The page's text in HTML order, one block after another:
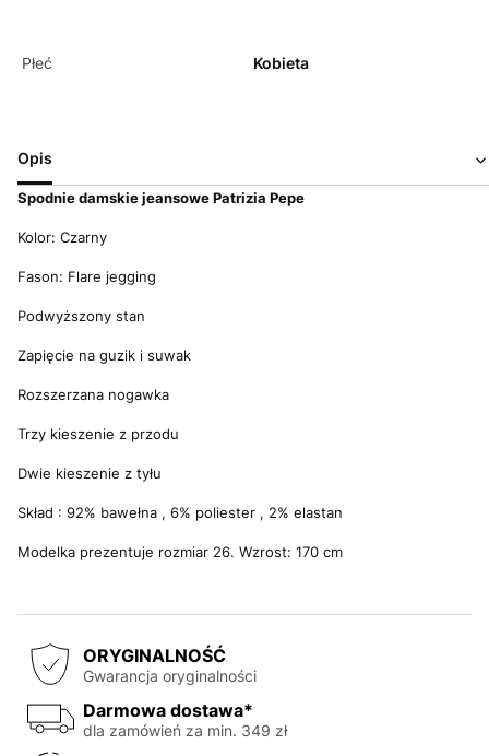
Płeć Kobieta
Opis
Spodnie damskie jeansowe Patrizia Pepe
Kolor: Czarny
Fason: Flare jegging
Podwyższony stan
Zapięcie na guzik i suwak
Rozszerzana nogawka
Trzy kieszenie z przodu
Dwie kieszenie z tyłu
Skład : 92% bawełna , 6% poliester , 2% elastan
Modelka prezentuje rozmiar 26. Wzrost: 170 cm
ORYGINALNOŚĆ
Gwarancja oryginalności
Darmowa dostawa*
dla zamówień za min. 349 zł